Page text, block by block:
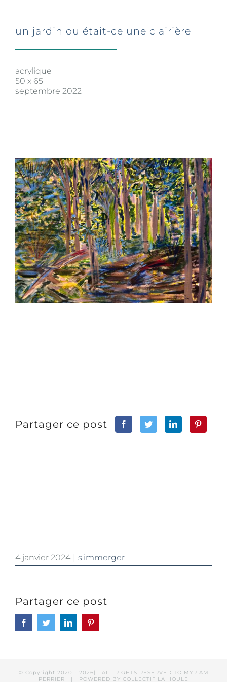
un jardin ou était-ce une clairière
acrylique
50 x 65
septembre 2022
Partager ce post
4 janvier 2024 | s'immerger
Partager ce post
FacebookTwitterLinkedIn
© Copyright 2020 - 2026| ALL RIGHTS RESERVED TO MYRIAM
PERRIER | POWERED BY COLLECTIF LA HOULE